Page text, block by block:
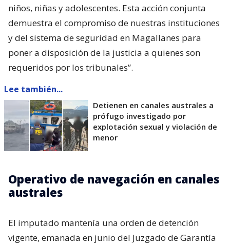
niños, niñas y adolescentes. Esta acción conjunta
demuestra el compromiso de nuestras instituciones
y del sistema de seguridad en Magallanes para
poner a disposición de la justicia a quienes son
requeridos por los tribunales”.
Lee también...
Detienen en canales australes a
prófugo investigado por
explotación sexual y violación de
menor
Operativo de navegación en canales
australes
El imputado mantenía una orden de detención
vigente, emanada en junio del Juzgado de Garantía